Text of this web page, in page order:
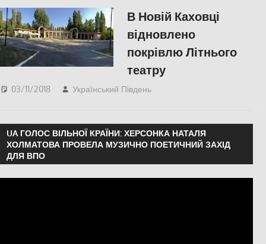
В Новій Каховці
відновлено
покрівлю Літнього
театру
03/11/2018 Український Південь
UA ГОЛОС ВІЛЬНОЇ КРАЇНИ: ХЕРСОНКА НАТАЛЯ
ХОЛМАТОВА ПРОВЕЛА МУЗИЧНО ПОЕТИЧНИЙ ЗАХІД
ДЛЯ ВПО